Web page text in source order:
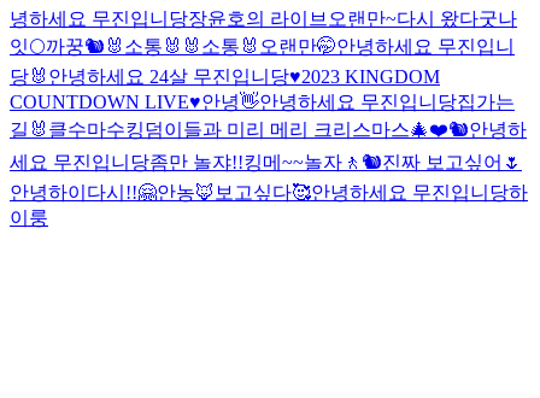
녕하세요 무진입니당장윤호의 라이브 오랜만~다시 왔다굿나
잇🌕까꿍🐿 🐰소통🐰 🐰소통🐰 오랜만🤭안녕하세요 무진입니
당🐰 안녕하세요 24살 무진입니당♥2023 KINGDOM
COUNTDOWN LIVE♥안녕👋안녕하세요 무진입니당집가는
길 🐰 클수마수킹덤이들과 미리 메리 크리스마스🎄❤️🐿안녕하
세요 무진입니당좀만 놀쟈!!킹메~~놀자 🚶 🐿진짜 보고싶어🌷
안녕하이 다시!!🤗안농🦊 보고싶다🥰안녕하세요 무진입니당하
이룽